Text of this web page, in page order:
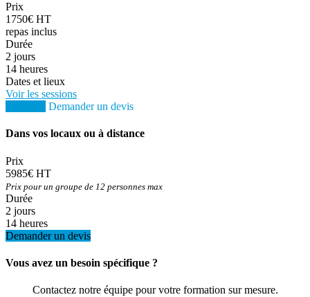
Prix
1750€ HT
repas inclus
Durée
2 jours
14 heures
Dates et lieux
Voir les sessions
Demander un devis
Dans vos locaux ou à distance
Prix
5985€ HT
Prix pour un groupe de 12 personnes max
Durée
2 jours
14 heures
Demander un devis
Vous avez un besoin spécifique ?
Contactez notre équipe pour votre formation sur mesure.